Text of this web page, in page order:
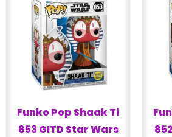
Funko Pop Shaak Ti
853 GITD Star Wars